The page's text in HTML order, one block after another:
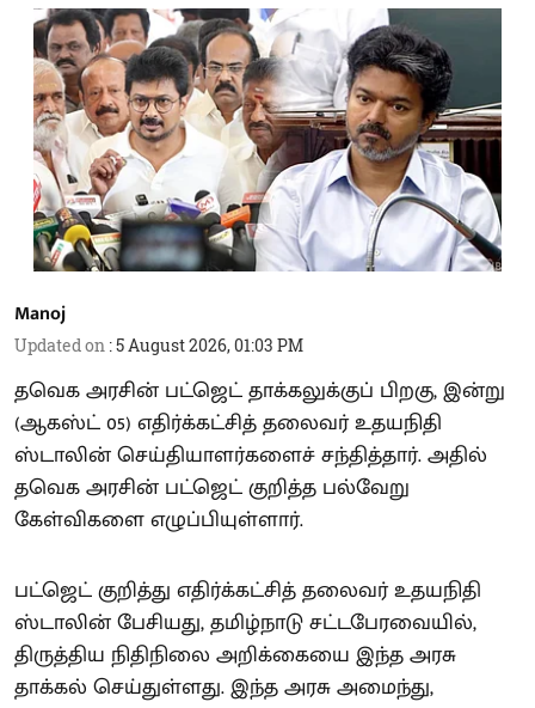
Manoj
Updated on :5 August 2026, 01:03 PM
தவெக அரசின் பட்ஜெட் தாக்கலுக்குப் பிறகு, இன்று
(ஆகஸ்ட் 05) எதிர்க்கட்சித் தலைவர் உதயநிதி
ஸ்டாலின் செய்தியாளர்களைச் சந்தித்தார். அதில்
தவெக அரசின் பட்ஜெட் குறித்த பல்வேறு
கேள்விகளை எழுப்பியுள்ளார்.
பட்ஜெட் குறித்து எதிர்க்கட்சித் தலைவர் உதயநிதி
ஸ்டாலின் பேசியது, தமிழ்நாடு சட்டபேரவையில்,
திருத்திய நிதிநிலை அறிக்கையை இந்த அரசு
தாக்கல் செய்துள்ளது. இந்த அரசு அமைந்து,